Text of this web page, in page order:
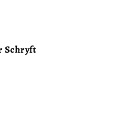
Schryft